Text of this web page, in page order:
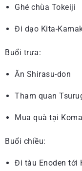
Ghé chùa Tokeiji
Đi dạo Kita-
Buổi trưa:
Ăn Shirasu-don
Tham quan
Mua quà tại
Buổi chiều:
Đi tàu Enoden tới